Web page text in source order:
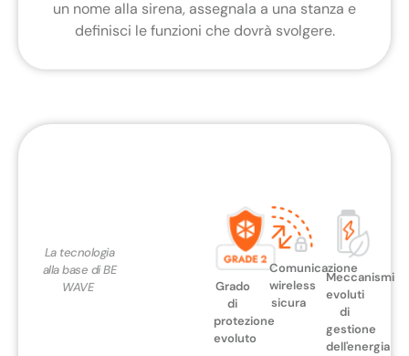
un nome alla sirena, assegnala a una stanza e
definisci le funzioni che dovrà svolgere.
La tecnologia
alla base di BE
WAVE ​ ​
Grado
di
protezione
evoluto
Comunicazione
wireless
sicura
Meccanismi
evoluti
di
gestione
dell'energia